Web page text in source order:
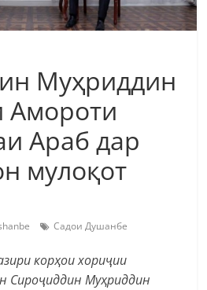
Муҳриддин
Амороти
Араб дар
мулоқот
Садои Душанбе
корҳои хориҷии
Сироҷиддин Муҳриддин